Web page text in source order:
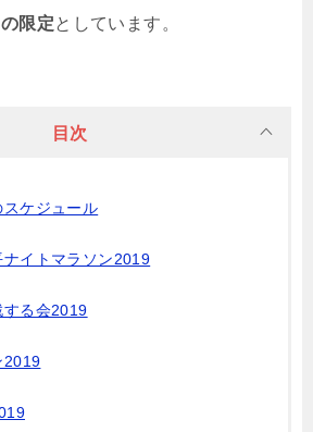
限定としています。
目次
ケジュール
ナイトマラソン2019
する会2019
2019